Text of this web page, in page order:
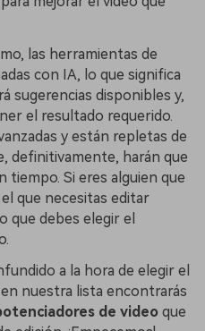
las herramientas de
con IA, lo que significa
sugerencias disponibles y,
el resultado requerido.
y están repletas de
definitivamente, harán que
tiempo. Si eres alguien que
que necesitas editar
que debes elegir el
a la hora de elegir el
nuestra lista encontrarás
de video que